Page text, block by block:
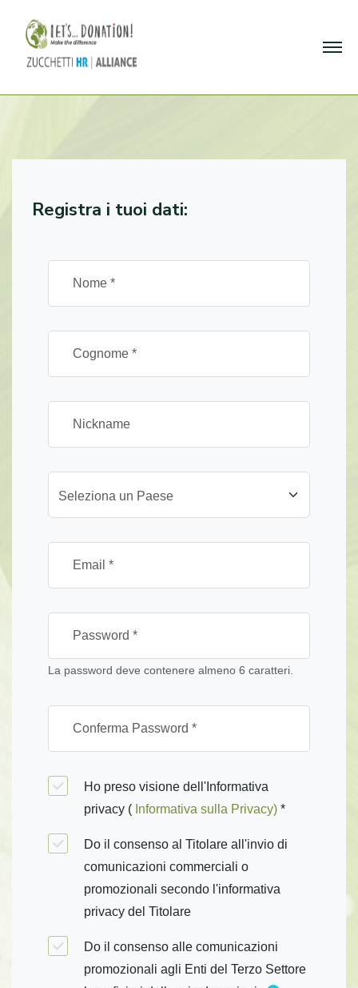
Registra i tuoi dati:
Seleziona un Paese
La password deve contenere almeno 6 caratteri.
Ho preso visione dell'Informativa
privacy ( Informativa sulla Privacy) *
Do il consenso al Titolare all'invio di
comunicazioni commerciali o
promozionali secondo l'informativa
privacy del Titolare
Do il consenso alle comunicazioni
promozionali agli Enti del Terzo Settore